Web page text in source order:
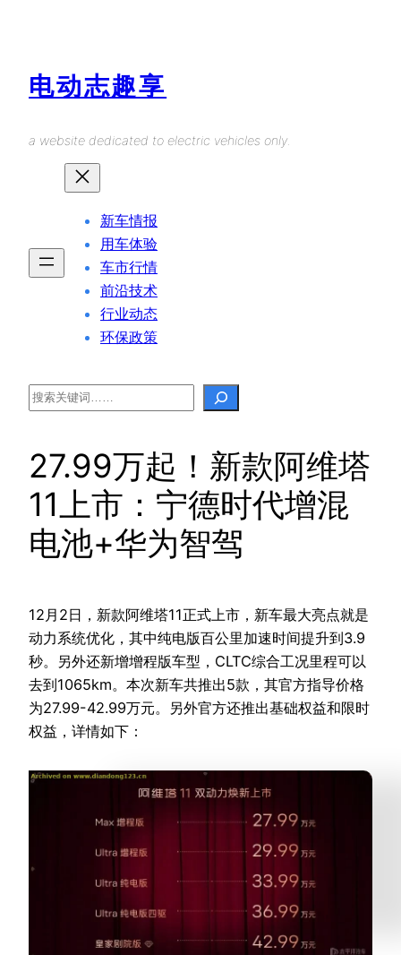
电动志趣享
a website dedicated to electric vehicles only.
新车情报
用车体验
车市行情
前沿技术
行业动态
环保政策
Search
27.99万起！新款阿维塔
11上市：宁德时代增混
电池+华为智驾
12月2日，新款阿维塔11正式上市，新车最大亮点就是
动力系统优化，其中纯电版百公里加速时间提升到3.9
秒。另外还新增增程版车型，CLTC综合工况里程可以
去到1065km。本次新车共推出5款，其官方指导价格
为27.99-42.99万元。另外官方还推出基础权益和限时
权益，详情如下：